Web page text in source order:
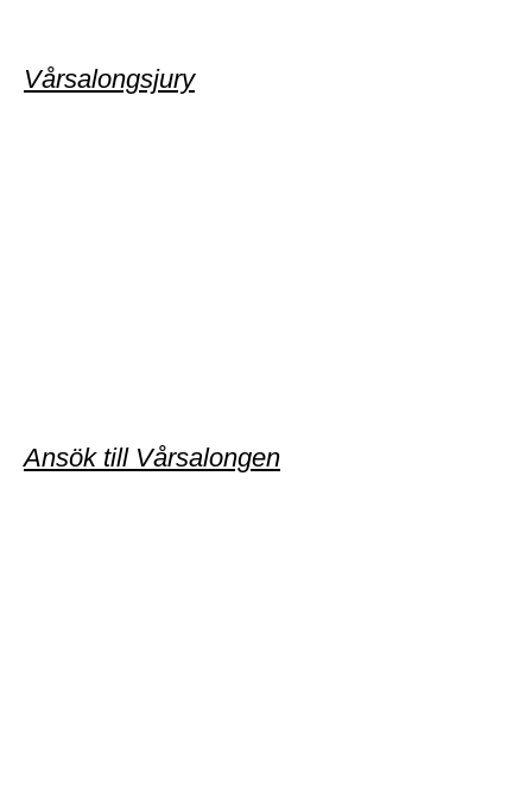
Vårsalongsjury
Ansök till Vårsalongen